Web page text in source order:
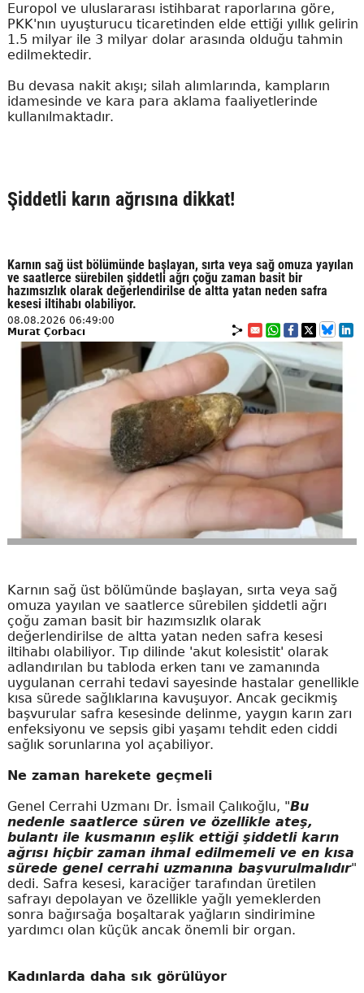
Europol ve uluslararası istihbarat raporlarına göre,
PKK'nın uyuşturucu ticaretinden elde ettiği yıllık gelirin
1.5 milyar ile 3 milyar dolar arasında olduğu tahmin
edilmektedir.
Bu devasa nakit akışı; silah alımlarında, kampların
idamesinde ve kara para aklama faaliyetlerinde
kullanılmaktadır.
Şiddetli karın ağrısına dikkat!
Karnın sağ üst bölümünde başlayan, sırta veya sağ omuza yayılan
ve saatlerce sürebilen şiddetli ağrı çoğu zaman basit bir
hazımsızlık olarak değerlendirilse de altta yatan neden safra
kesesi iltihabı olabiliyor.
08.08.2026 06:49:00
Murat Çorbacı
Karnın sağ üst bölümünde başlayan, sırta veya sağ
omuza yayılan ve saatlerce sürebilen şiddetli ağrı
çoğu zaman basit bir hazımsızlık olarak
değerlendirilse de altta yatan neden safra kesesi
iltihabı olabiliyor. Tıp dilinde 'akut kolesistit' olarak
adlandırılan bu tabloda erken tanı ve zamanında
uygulanan cerrahi tedavi sayesinde hastalar genellikle
kısa sürede sağlıklarına kavuşuyor. Ancak gecikmiş
başvurular safra kesesinde delinme, yaygın karın zarı
enfeksiyonu ve sepsis gibi yaşamı tehdit eden ciddi
sağlık sorunlarına yol açabiliyor.
Ne zaman harekete geçmeli
Genel Cerrahi Uzmanı Dr. İsmail Çalıkoğlu, "Bu
nedenle saatlerce süren ve özellikle ateş,
bulantı ile kusmanın eşlik ettiği şiddetli karın
ağrısı hiçbir zaman ihmal edilmemeli ve en kısa
sürede genel cerrahi uzmanına başvurulmalıdır"
dedi. Safra kesesi, karaciğer tarafından üretilen
safrayı depolayan ve özellikle yağlı yemeklerden
sonra bağırsağa boşaltarak yağların sindirimine
yardımcı olan küçük ancak önemli bir organ.
Kadınlarda daha sık görülüyor